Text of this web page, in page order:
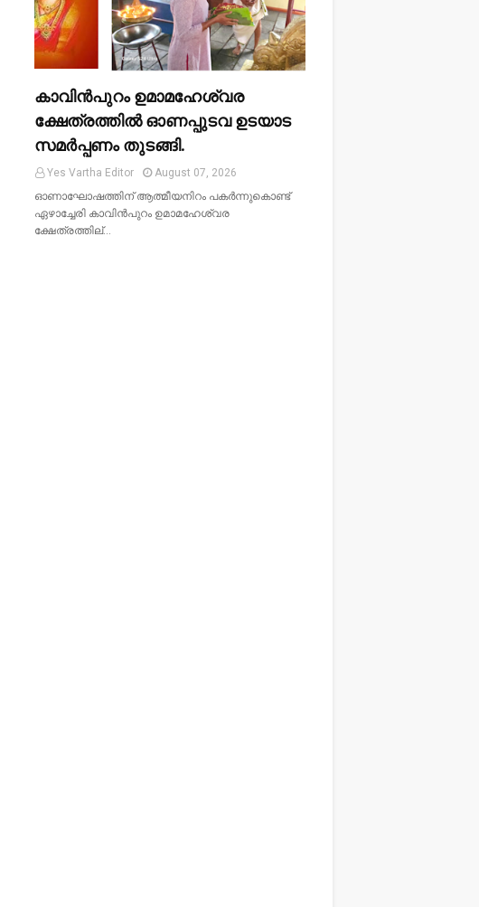
കാവിന്‍പുറം ഉമാമഹേശ്വര
ക്ഷേത്രത്തില്‍ ഓണപ്പുടവ ഉടയാട
സമര്‍പ്പണം തുടങ്ങി.
Yes Vartha Editor
August 07, 2026
ഓണാഘോഷത്തിന് ആത്മീയനിറം പകര്‍ന്നുകൊണ്ട്
ഏഴാച്ചേരി കാവിന്‍പുറം ഉമാമഹേശ്വര
ക്ഷേത്രത്തില്…